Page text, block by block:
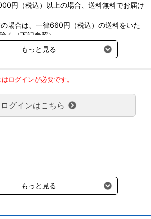
円（税込）以上の場合、送料無料でお届け
場合は、一律660円（税込）の送料をいた
く（下記参照）
）より沖縄県へのお届けにつきましては、1
）が、30,000円以上で配送無料となります。
願い致します。
回以上に分かれる場合の送料負担は、１回分
生しません。
商品をご注文の場合は、大型商品送料のみご
もっと見る
ログインが必要です。
ログインはこちら
もっと見る